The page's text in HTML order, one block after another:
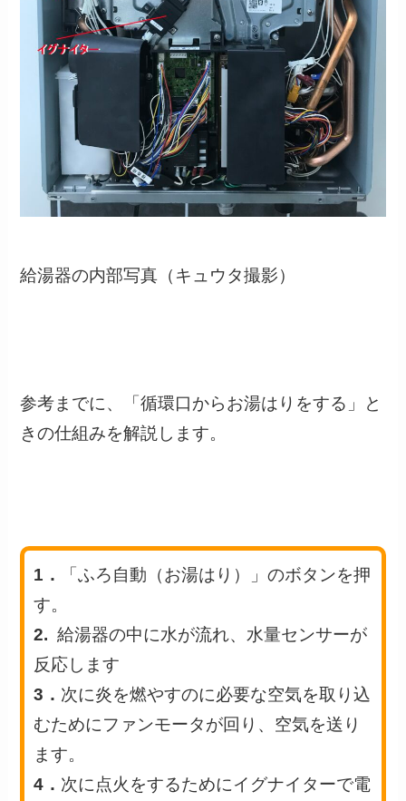
給湯器の内部写真（キュウタ撮影）
参考までに、「循環口からお湯はりをする」と
きの仕組みを解説します。
1．
「ふろ自動（お湯はり）」のボタンを押
す。
2. 給湯器の中に水が流れ、水量センサーが
反応します
3． 次に炎を燃やすのに必要な空気を取り込
むためにファンモータが回り、空気を送り
ます。
4． 次に点火をするためにイグナイターで電